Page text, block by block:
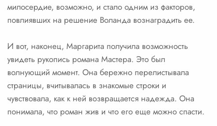
милосердие, возможно, и стало одним из факторов,
повлиявших на решение Воланда вознаградить ее.
И вот, наконец, Маргарита получила возможность
увидеть рукопись романа Мастера. Это был
волнующий момент. Она бережно перелистывала
страницы, вчитывалась в знакомые строки и
чувствовала, как к ней возвращается надежда. Она
понимала, что роман жив и что его еще можно спасти.